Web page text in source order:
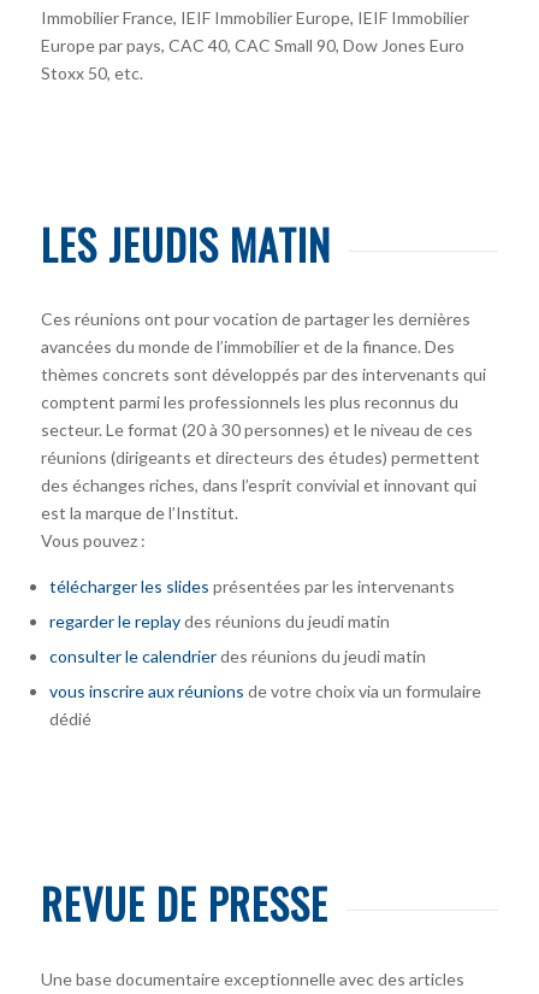
Immobilier France, IEIF Immobilier Europe, IEIF Immobilier
Europe par pays, CAC 40, CAC Small 90, Dow Jones Euro
Stoxx 50, etc.
LES JEUDIS MATIN
Ces réunions ont pour vocation de partager les dernières
avancées du monde de l’immobilier et de la finance. Des
thèmes concrets sont développés par des intervenants qui
comptent parmi les professionnels les plus reconnus du
secteur. Le format (20 à 30 personnes) et le niveau de ces
réunions (dirigeants et directeurs des études) permettent
des échanges riches, dans l’esprit convivial et innovant qui
est la marque de l’Institut.
Vous pouvez :
télécharger les slides présentées par les intervenants
regarder le replaydes réunions du jeudi matin
consulter le calendrierdes réunions du jeudi matin
vous inscrire aux réunions de votre choix via un formulaire
dédié
REVUE DE PRESSE
Une base documentaire exceptionnelle avec des articles